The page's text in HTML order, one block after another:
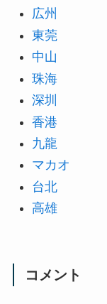
広州
東莞
中山
珠海
深圳
香港
九龍
マカオ
台北
高雄
コメント